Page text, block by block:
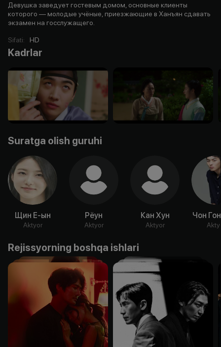
Девушка заведует гостевым домом, основные клиенты
которого — молодые учёные, приезжающие в Ханъян сдавать
экзамен на госслужащего.
Sifati: HD
Kadrlar
Suratga olish guruhi
Щин Е-ын
Aktyor
Рёун
Aktyor
Кан Хун
Aktyor
Чон
Rejissyorning boshqa ishlari